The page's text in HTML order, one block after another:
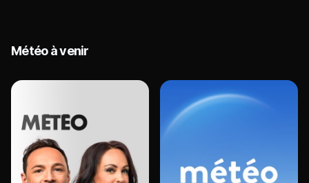
Météo à venir